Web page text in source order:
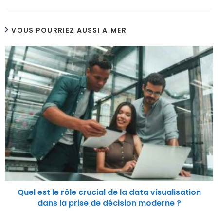
VOUS POURRIEZ AUSSI AIMER
Quel est le rôle crucial de la data visualisation
dans la prise de décision moderne ?